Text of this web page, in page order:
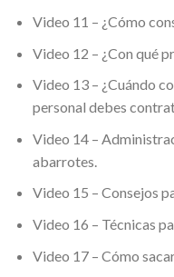
Video 11 – ¿Cómo
Video 12 – ¿Con qué
Video 13 – ¿Cuándo
personal debes
Video 14 –
abarrotes.
Video 15 – Consejos
Video 16 – Técnicas
Video 17 – Cómo